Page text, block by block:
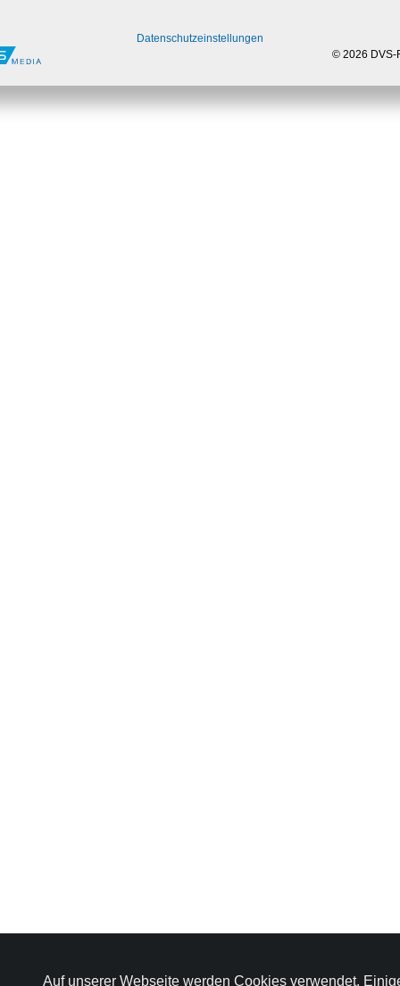
Datenschutzeinstellungen
© 2026 DVS-
Auf unserer Webseite werden Cookies verwendet.